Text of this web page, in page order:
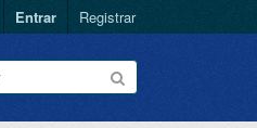
Entrar Registrar